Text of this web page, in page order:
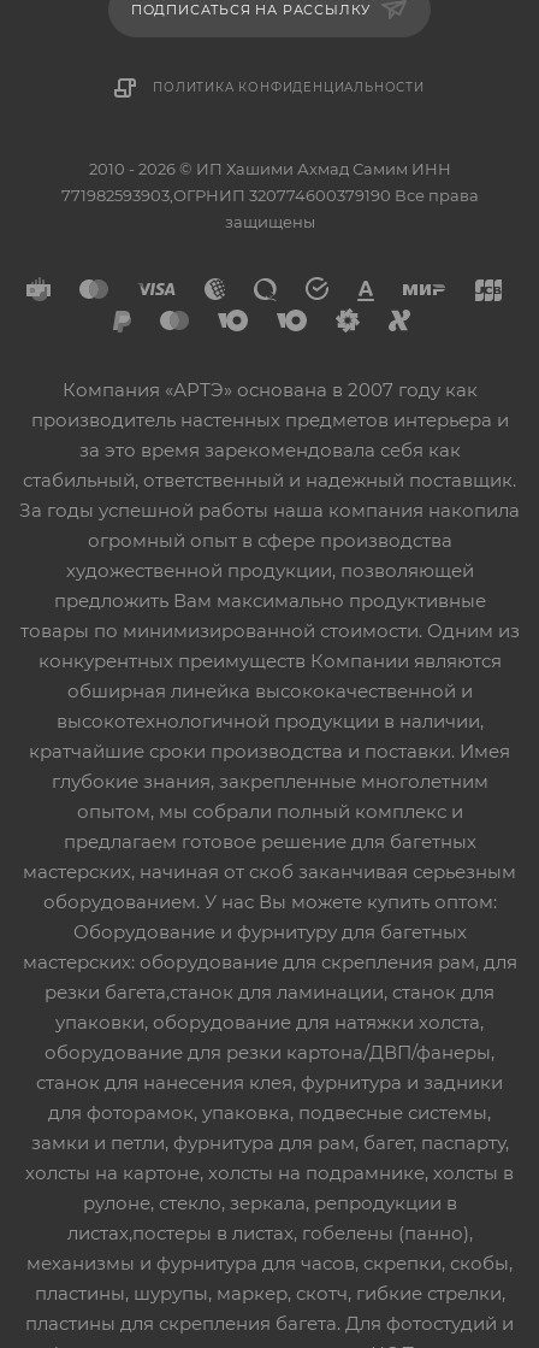
ПОДПИСАТЬСЯ НА РАССЫЛКУ
ПОЛИТИКА КОНФИДЕНЦИАЛЬНОСТИ
2010 - 2026 © ИП Хашими Ахмад Самим ИНН
771982593903,ОГРНИП 320774600379190 Все права
защищены
Компания «АРТЭ» основана в 2007 году как
производитель настенных предметов интерьера и
за это время зарекомендовала себя как
стабильный, ответственный и надежный поставщик.
За годы успешной работы наша компания накопила
огромный опыт в сфере производства
художественной продукции, позволяющей
предложить Вам максимально продуктивные
товары по минимизированной стоимости. Одним из
конкурентных преимуществ Компании являются
обширная линейка высококачественной и
высокотехнологичной продукции в наличии,
кратчайшие сроки производства и поставки. Имея
глубокие знания, закрепленные многолетним
опытом, мы собрали полный комплекс и
предлагаем готовое решение для багетных
мастерских, начиная от скоб заканчивая серьезным
оборудованием. У нас Вы можете купить оптом:
Оборудование и фурнитуру для багетных
мастерских: оборудование для скрепления рам, для
резки багета,станок для ламинации, станок для
упаковки, оборудование для натяжки холста,
оборудование для резки картона/ДВП/фанеры,
станок для нанесения клея, фурнитура и задники
для фоторамок, упаковка, подвесные системы,
замки и петли, фурнитура для рам, багет, паспарту,
холсты на картоне, холсты на подрамнике, холсты в
рулоне, стекло, зеркала, репродукции в
листах,постеры в листах, гобелены (панно),
механизмы и фурнитура для часов, скрепки, скобы,
пластины, шурупы, маркер, скотч, гибкие стрелки,
пластины для скрепления багета. Для фотостудий и